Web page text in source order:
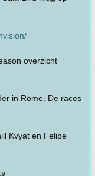
overzicht
in Rome. De races
Kvyat en Felipe